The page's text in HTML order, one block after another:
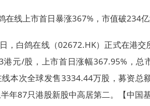
在线上市首日暴涨367%，市值破234
，白鸽在线（02672.HK）正式在港
港元/股，上市首日涨幅367.95%，总
本次全球发售3334.44万股，募资总
年87只港股新股中高居第二。【中国基